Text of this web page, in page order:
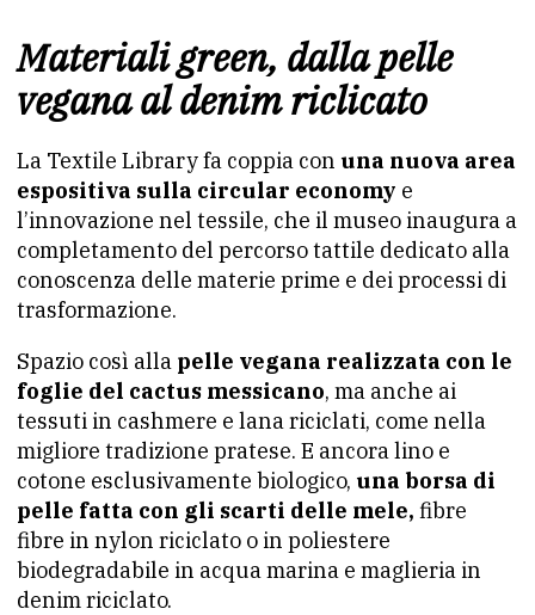
Materiali green, dalla pelle
vegana al denim riclicato
La Textile Library fa coppia con una nuova area
espositiva sulla circular economy e
l’innovazione nel tessile, che il museo inaugura a
completamento del percorso tattile dedicato alla
conoscenza delle materie prime e dei processi di
trasformazione.
Spazio così alla pelle vegana realizzata con le
foglie del cactus messicano, ma anche ai
tessuti in cashmere e lana riciclati, come nella
migliore tradizione pratese. E ancora lino e
cotone esclusivamente biologico, una borsa di
pelle fatta con gli scarti delle mele, fibre
fibre in nylon riciclato o in poliestere
biodegradabile in acqua marina e maglieria in
denim riciclato.